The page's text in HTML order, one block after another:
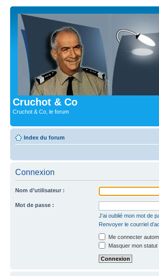
Cruchot & Co
Cruchot & Co, le forum
Index du forum
Connexion
Nom d’utilisateur :
Mot de passe :
J’ai oublié mon mot de
Renvoyer le courriel
Me connecter
Masquer mon